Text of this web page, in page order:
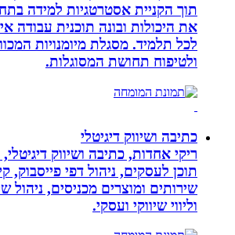
תוך הקניית אסטרטגיות למידה
את היכולות ובונה תוכנית עבודה
לכל תלמיד. מסגלת מיומנויות
ולטיפוח תחושת המסוגלות.
כתיבה ושיווק דיגיטלי
ריקי אחדות, כתיבה ושיווק דיגיטלי,
תוכן לעסקים, ניהול דפי פייסבוק, קידום
שירותים ומוצרים מכניסים, ניהול שיחות
וליווי שיווקי ועסקי.